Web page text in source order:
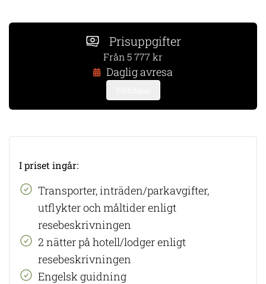
Prisuppgifter
Från 5 777 kr
Daglig avresa
I priset ingår:
​Transporter, inträden/parkavgifter,
utflykter och måltider enligt
resebeskrivningen
2 nätter på hotell/lodger enligt
resebeskrivningen
Engelsk guidning